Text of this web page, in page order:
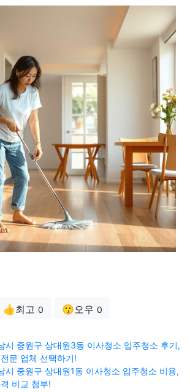
👍최고 0 😗오우 0
시 중원구 상대원3동 이사청소 입주청소 후기,
문 업체 선택하기!
시 중원구 상대원1동 이사청소 입주청소 비용,
비교 첨부!